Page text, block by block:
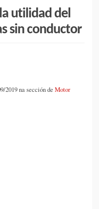
utilidad del
sin conductor
2019 na sección de Motor